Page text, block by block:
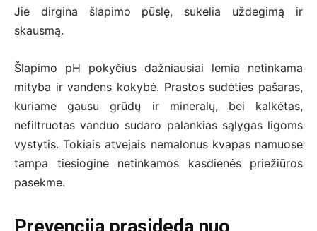
Jie dirgina šlapimo pūslę, sukelia uždegimą ir
skausmą.
Šlapimo pH pokyčius dažniausiai lemia netinkama
mityba ir vandens kokybė. Prastos sudėties pašaras,
kuriame gausu grūdų ir mineralų, bei kalkėtas,
nefiltruotas vanduo sudaro palankias sąlygas ligoms
vystytis. Tokiais atvejais nemalonus kvapas namuose
tampa tiesiogine netinkamos kasdienės priežiūros
pasekme.